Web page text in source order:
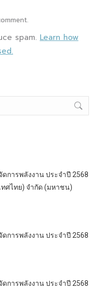
spam. Learn how
การพลังงาน ประจำปี 2568
ทศไทย) จำกัด (มหาชน)
การพลังงาน ประจำปี 2568
การพลังงาน ประจำปี 2568